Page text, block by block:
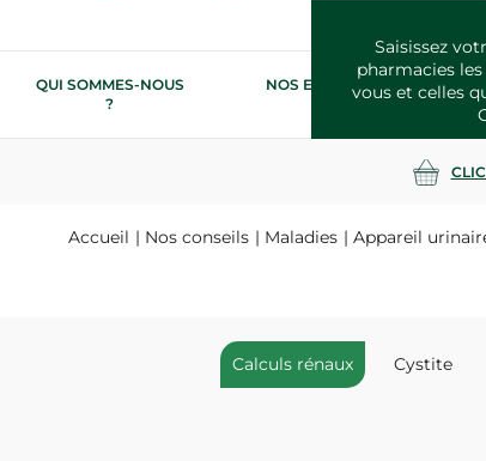
Saisissez
pharmacies
vous et celles
QUI SOMMES-NOUS
?
NOS ENGAGEMENTS
RSE
Accueil Nos conseils Maladies Appareil
Calculs rénaux Cystite